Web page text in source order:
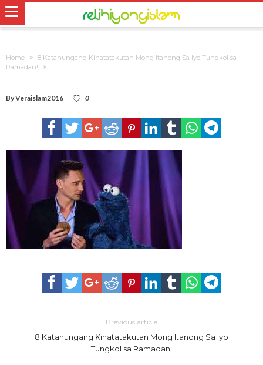
Home
8 Katanungang Kinatatakutan Mong Itanong Sa Iyo Tungkol sa
Ramadan!
ByVeraislam2016 0
Previous article
8 Katanungang Kinatatakutan Mong Itanong Sa Iyo
Tungkol sa Ramadan!